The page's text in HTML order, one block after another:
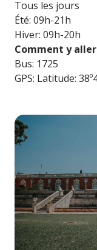
Tous les jours
Été: 09h-21h
Hiver: 09h-20h
Comment y
Bus: 1725
GPS: Latitude: